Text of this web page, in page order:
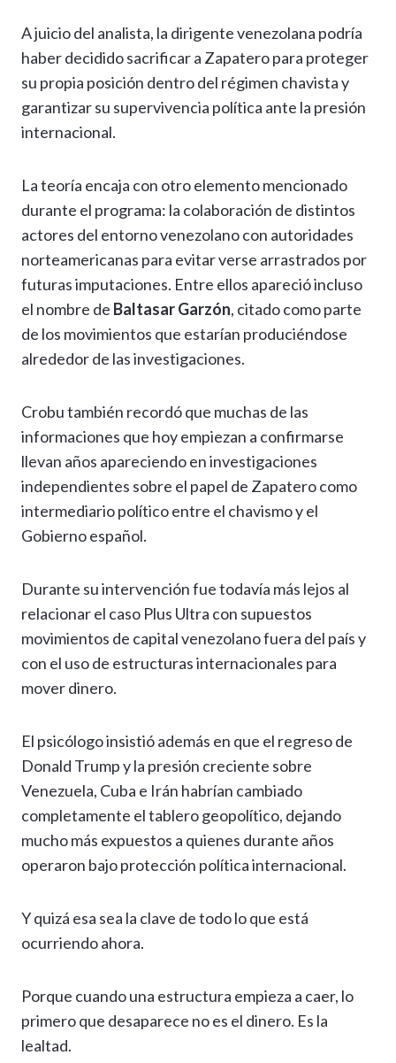
A juicio del analista, la dirigente venezolana podría
haber decidido sacrificar a Zapatero para proteger
su propia posición dentro del régimen chavista y
garantizar su supervivencia política ante la presión
internacional.
La teoría encaja con otro elemento mencionado
durante el programa: la colaboración de distintos
actores del entorno venezolano con autoridades
norteamericanas para evitar verse arrastrados por
futuras imputaciones. Entre ellos apareció incluso
el nombre de Baltasar Garzón, citado como parte
de los movimientos que estarían produciéndose
alrededor de las investigaciones.
Crobu también recordó que muchas de las
informaciones que hoy empiezan a confirmarse
llevan años apareciendo en investigaciones
independientes sobre el papel de Zapatero como
intermediario político entre el chavismo y el
Gobierno español.
Durante su intervención fue todavía más lejos al
relacionar el caso Plus Ultra con supuestos
movimientos de capital venezolano fuera del país y
con el uso de estructuras internacionales para
mover dinero.
El psicólogo insistió además en que el regreso de
Donald Trump y la presión creciente sobre
Venezuela, Cuba e Irán habrían cambiado
completamente el tablero geopolítico, dejando
mucho más expuestos a quienes durante años
operaron bajo protección política internacional.
Y quizá esa sea la clave de todo lo que está
ocurriendo ahora.
Porque cuando una estructura empieza a caer, lo
primero que desaparece no es el dinero. Es la
lealtad.